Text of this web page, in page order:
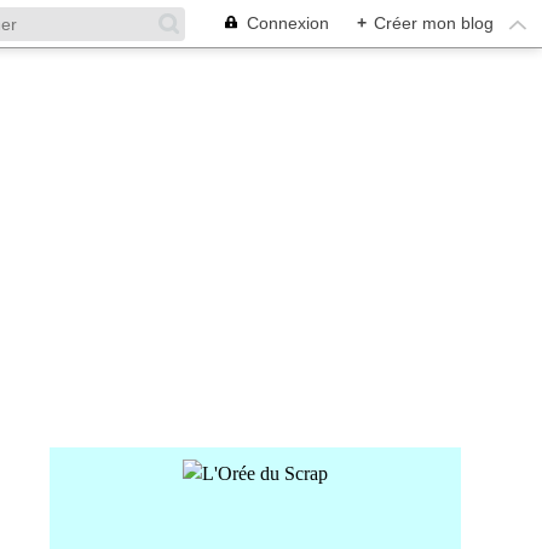
Connexion + Créer mon blog